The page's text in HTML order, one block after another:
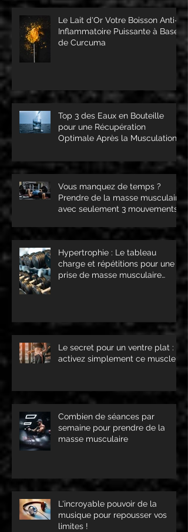
Le Lait d'Or Votre Boisson Anti-
Inflammatoire Puissante à Base
de Curcuma
Top 3 des Eaux en Bouteille
pour une Récupération
Optimale Après la Musculation
Vous manquez de temps ?
Prendre de la masse musculaire
avec seulement 3 mouvements
Hypertrophie : Le tableau
charge et répétitions pour une
prise de masse musculaire
Le secret pour un ventre plat :
activez simplement ce muscle !
Combien de séances par
semaine pour prendre de la
masse musculaire
L'incroyable pouvoir de la
musique pour repousser vos
limites !